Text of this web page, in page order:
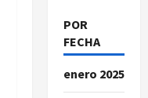
POR
FECHA
enero 2025